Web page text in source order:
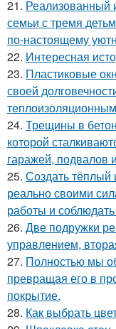
21. Реализованный
семьи с тремя
по-настоящему
22. Интересная
23. Пластиковые
своей
24. Трещины в
которой
гаражей, подвалов
25. Создать
реально своими
работы и
26. Две подружки
управлением,
27. Полностью мы
превращая его в
покрытие.
28. Как выбрать